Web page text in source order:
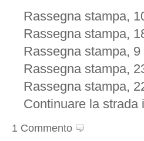
Rassegna stampa,
Rassegna stampa,
Rassegna stampa, 9
Rassegna stampa,
Rassegna stampa,
Continuare la strada
1 Commento